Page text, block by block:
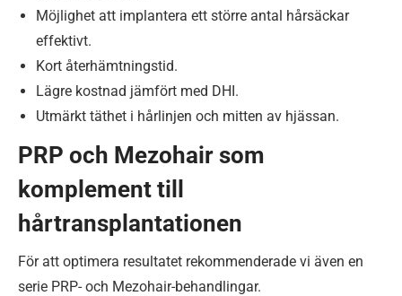
Möjlighet att implantera ett större antal hårsäckar
effektivt.
Kort återhämtningstid.
Lägre kostnad jämfört med DHI.
Utmärkt täthet i hårlinjen och mitten av hjässan.
PRP och Mezohair som
komplement till
hårtransplantationen
För att optimera resultatet rekommenderade vi även en
serie PRP- och Mezohair-behandlingar.